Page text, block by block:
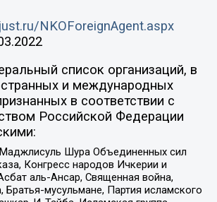
NKOForeignAgent.aspx
список организаций, в
и международных
в соответствии с
Российской Федерации
Шура Объединенных сил
Конгресс народов Ичкерии и
аль-Ансар, Священная война,
Братья-мусульмане, Партия исламского